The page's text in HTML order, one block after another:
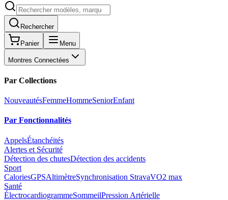
Rechercher
Panier Menu
Montres Connectées
Par Collections
NouveautésFemmeHommeSeniorEnfant
Par Fonctionnalités
AppelsÉtanchéités
Alertes et Sécurité
Détection des chutesDétection des accidents
Sport
CaloriesGPSAltimètreSynchronisation StravaVO2 max
Santé
ÉlectrocardiogrammeSommeilPression Artérielle